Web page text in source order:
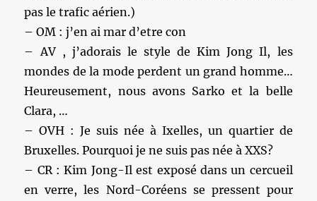
pas le trafic aérien.)
– OM : j’en ai mar d’etre con
– AV , j’adorais le style de Kim Jong Il, les
mondes de la mode perdent un grand homme…
Heureusement, nous avons Sarko et la belle
Clara, …
– OVH : Je suis née à Ixelles, un quartier de
Bruxelles. Pourquoi je ne suis pas née à XXS?
– CR : Kim Jong-Il est exposé dans un cercueil
en verre, les Nord-Coréens se pressent pour